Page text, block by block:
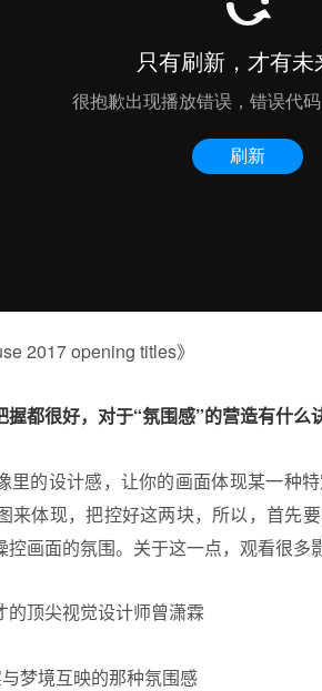
2017 opening titles》
都很好，对于“氛围感”的营造有什么
里的设计感，让你的画面体现某一种
来体现，把控好这两块，所以，首先
画面的氛围。关于这一点，观看很多
梦境互映的那种氛围感